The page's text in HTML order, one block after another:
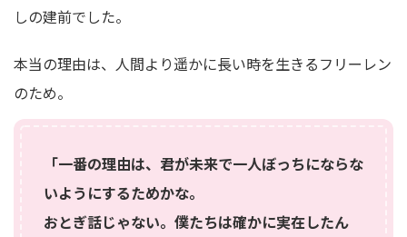
しの建前でした。
本当の理由は、人間より遥かに長い時を生きるフリーレン
のため。
「一番の理由は、君が未来で一人ぼっちにならな
いようにするためかな。
おとぎ話じゃない。僕たちは確かに実在したん